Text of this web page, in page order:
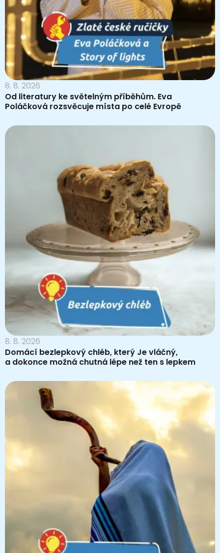
8. 8. 2026
Od literatury ke světelným příběhům. Eva
Poláčková rozsvěcuje místa po celé Evropě
8. 8. 2026
Domácí bezlepkový chléb, který Je vláčný,
a dokonce možná chutná lépe než ten s lepkem